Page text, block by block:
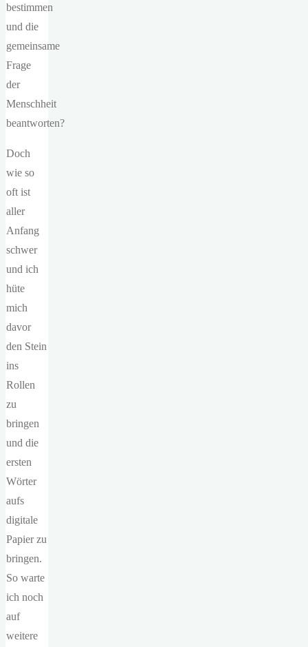
bestimmen
und die
gemeinsame
Frage
der
Menschheit
beantworten?
Doch
wie so
oft ist
aller
Anfang
schwer
und ich
hüte
mich
davor
den Stein
ins
Rollen
zu
bringen
und die
ersten
Wörter
aufs
digitale
Papier zu
bringen.
So warte
ich noch
auf
weitere